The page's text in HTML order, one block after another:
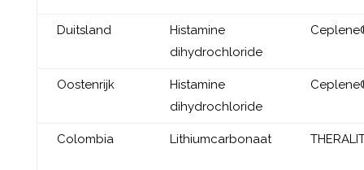
Duitsland
Histamine
dihydrochloride
Oostenrijk
Histamine
dihydrochloride
Colombia Lithiumcarbonaat